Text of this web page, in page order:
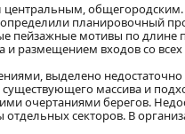
центральным,
планировочный
пейзажные мотивы по длине
и размещением входов со всех
выделено
существующего массива и
очертаниями берегов.
отдельных секторов. В